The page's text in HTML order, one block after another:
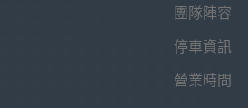
團隊陣容
停車資訊
營業時間